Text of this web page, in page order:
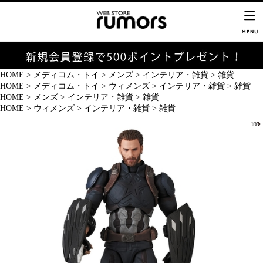
HOME > メディコム・トイ > メンズ > インテリア・雑貨 > 雑貨
HOME > メディコム・トイ > ウィメンズ > インテリア・雑貨 > 雑貨
HOME > メンズ > インテリア・雑貨 > 雑貨
HOME > ウィメンズ > インテリア・雑貨 > 雑貨